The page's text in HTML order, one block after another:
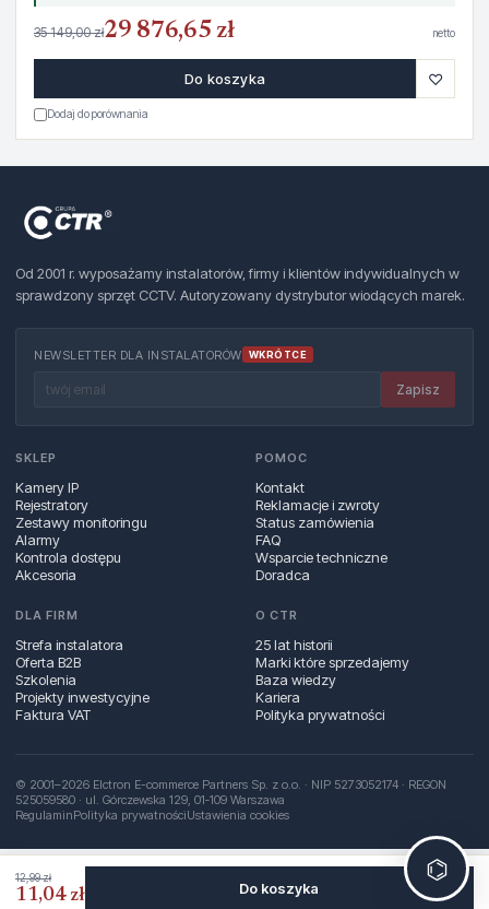
12,99 zł
11,04 zł Do koszyka
35 149,00 zł29 876,65 zł netto
Do koszyka ♡
Dodaj do porównania
Od 2001 r. wyposażamy instalatorów, firmy i klientów indywidualnych w
sprawdzony sprzęt CCTV. Autoryzowany dystrybutor wiodących marek.
NEWSLETTER DLA INSTALATORÓW WKRÓTCE
Zapisz
SKLEP
Kamery IP
Rejestratory
Zestawy monitoringu
Alarmy
Kontrola dostępu
Akcesoria
POMOC
Kontakt
Reklamacje i zwroty
Status zamówienia
FAQ
Wsparcie techniczne
Doradca
DLA FIRM
Strefa instalatora
Oferta B2B
Szkolenia
Projekty inwestycyjne
Faktura VAT
O CTR
25 lat historii
Marki które sprzedajemy
Baza wiedzy
Kariera
Polityka prywatności
© 2001–2026 Elctron E-commerce Partners Sp. z o.o. · NIP 5273052174 · REGON
525059580 · ul. Górczewska 129, 01‑109 Warszawa
RegulaminPolityka prywatnościUstawienia cookies
⌬